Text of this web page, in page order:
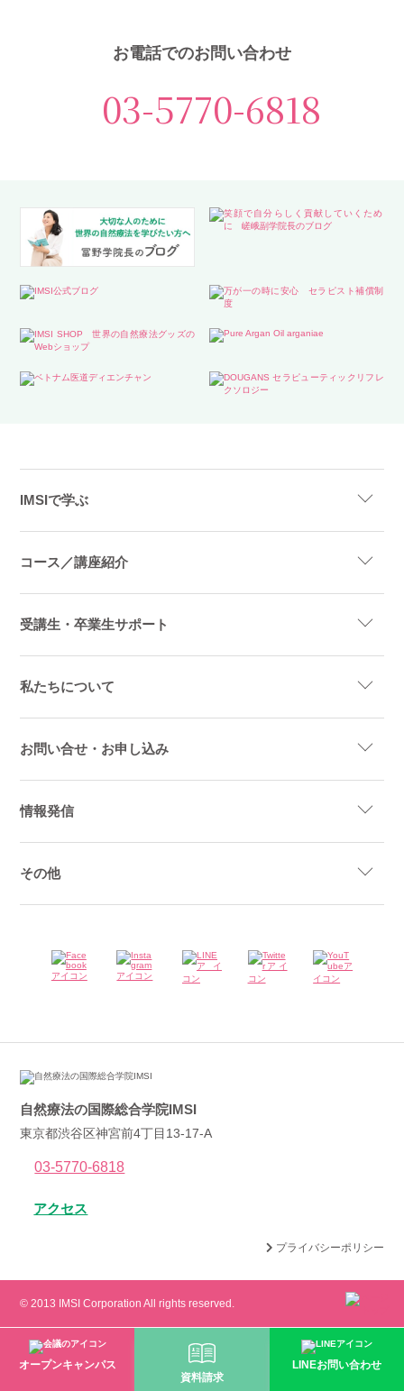
お電話でのお問い合わせ
03-5770-6818
IMSIで学ぶ
コース／講座紹介
受講生・卒業生サポート
私たちについて
お問い合せ・お申し込み
情報発信
その他
自然療法の国際総合学院IMSI
東京都渋谷区神宮前4丁目13-17-A
03-5770-6818
アクセス
プライバシーポリシー
© 2013 IMSI Corporation All rights reserved.
オープンキャンパス
資料請求
LINEお問い合わせ